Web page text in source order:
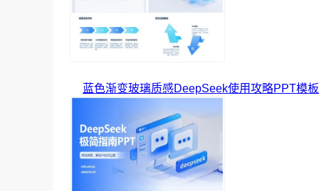
蓝色渐变玻璃质感DeepSeek使用攻略PPT模板